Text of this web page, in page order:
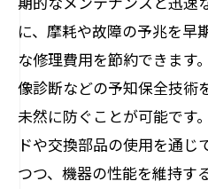
に、摩耗や故障の予兆を早
な修理費用を節約できます
像診断などの予知保全技術
未然に防ぐことが可能です
ドや交換部品の使用を通じ
つつ、機器の性能を維持す